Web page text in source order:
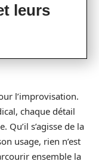
leurs
l’improvisation.
chaque détail
Qu’il s’agisse de la
usage, rien n’est
ensemble la